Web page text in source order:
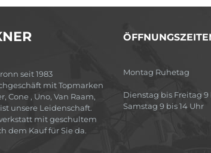
seit 1983
mit Topmarken
Cone , Uno, Van Raam,
unsere Leidenschaft.
mit geschultem
dem Kauf für Sie da.
Montag Ruhetag
Dienstag bis Freitag 9
Samstag 9 bis 14 Uhr